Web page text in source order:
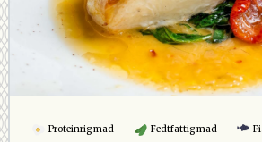
Proteinrig mad Fedtfattig mad